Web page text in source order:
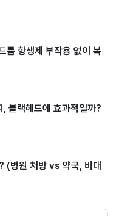
름 항생제 부작용 없이 복
블랙헤드에 효과적일까?
(병원 처방 vs 약국, 비대